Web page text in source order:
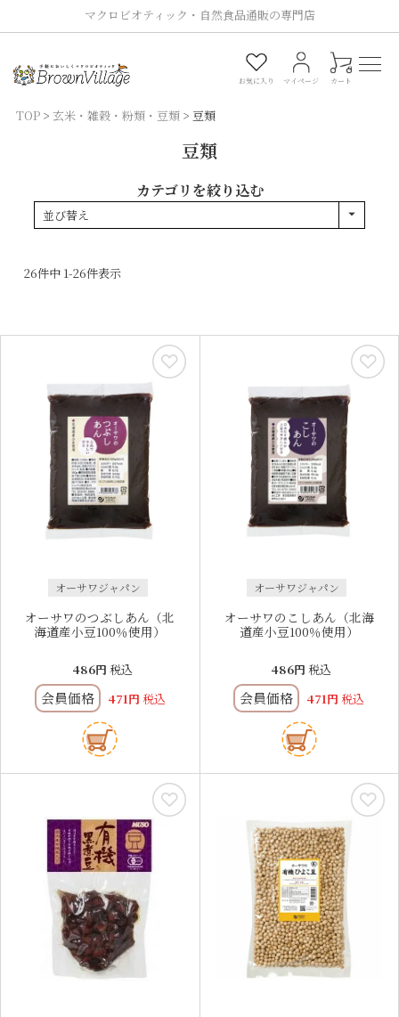
マクロビオティック・自然食品通販の専門店
お気に入り マイページ カート
0
TOP 玄米・雑穀・粉類・豆類 豆類
豆類
カテゴリを絞り込む
並び替え
26件中 1-26件表示
オーサワジャパン
オーサワのつぶしあん（北
海道産小豆100％使用）
486 税込
会員価格 471 税込
オーサワジャパン
オーサワのこしあん（北海
道産小豆100％使用）
486 税込
会員価格 471 税込